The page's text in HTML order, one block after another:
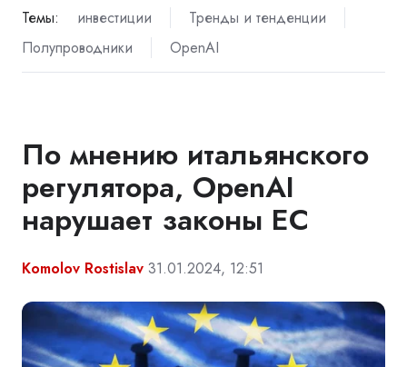
Темы: инвестиции
Тренды и тенденции
Полупроводники
OpenAI
По мнению итальянского
регулятора, OpenAI
нарушает законы ЕС
Komolov Rostislav 31.01.2024, 12:51